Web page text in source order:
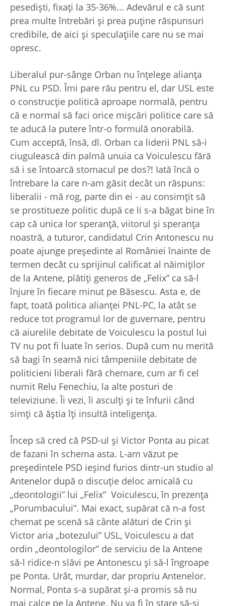
pesedişti, fixaţi la 35-36%... Adevărul e că sunt
prea multe întrebări şi prea puţine răspunsuri
credibile, de aici şi speculaţiile care nu se mai
opresc.
Liberalul pur-sânge Orban nu înţelege alianţa
PNL cu PSD. Îmi pare rău pentru el, dar USL este
o construcţie politică aproape normală, pentru
că e normal să faci orice mişcări politice care să
te aducă la putere într-o formulă onorabilă.
Cum acceptă, însă, dl. Orban ca liderii PNL să-i
ciugulească din palmă unuia ca Voiculescu fără
să i se întoarcă stomacul pe dos?! Iată încă o
întrebare la care n-am găsit decât un răspuns:
liberalii - mă rog, parte din ei - au consimţit să
se prostitueze politic după ce li s-a băgat bine în
cap că unica lor speranţă, viitorul şi speranţa
noastră, a tuturor, candidatul Crin Antonescu nu
poate ajunge preşedinte al României înainte de
termen decât cu sprijinul calificat al năimiţilor
de la Antene, plătiţi generos de „Felix” ca să-l
înjure în fiecare minut pe Băsescu. Asta e, de
fapt, toată politica alianţei PNL-PC, la atât se
reduce tot programul lor de guvernare, pentru
că aiurelile debitate de Voiculescu la postul lui
TV nu pot fi luate în serios. După cum nu merită
să bagi în seamă nici tâmpeniile debitate de
politicieni liberali fără chemare, cum ar fi cel
numit Relu Fenechiu, la alte posturi de
televiziune. Îi vezi, îi asculţi şi te înfurii când
simţi că ăştia îţi insultă inteligenţa.
Încep să cred că PSD-ul şi Victor Ponta au picat
de fazani în schema asta. L-am văzut pe
preşedintele PSD ieşind furios dintr-un studio al
Antenelor după o discuţie deloc amicală cu
„deontologii” lui „Felix” Voiculescu, în prezenţa
„Porumbacului”. Mai exact, supărat că n-a fost
chemat pe scenă să cânte alături de Crin şi
Victor aria „botezului” USL, Voiculescu a dat
ordin „deontologilor” de serviciu de la Antene
să-l ridice-n slăvi pe Antonescu şi să-l îngroape
pe Ponta. Urât, murdar, dar propriu Antenelor.
Normal, Ponta s-a supărat şi-a promis să nu
mai calce pe la Antene. Nu va fi în stare să-şi